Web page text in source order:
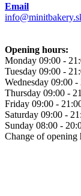
Email
Opening hours:
Monday 09:00 -
Tuesday 09:00 -
Wednesday 09:00 -
Thursday 09:00 -
Friday 09:00 -
Saturday 09:00 -
Sunday 08:00 -
Change of opening